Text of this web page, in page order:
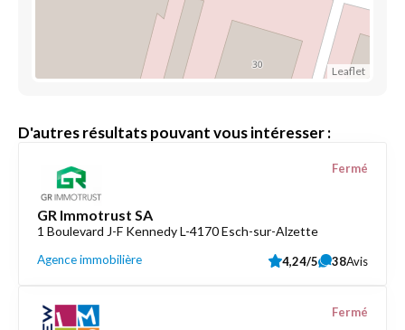
Leaflet
D'autres résultats pouvant vous intéresser :
GR Immotrust SA
1 Boulevard J-F Kennedy L-4170 Esch-sur-Alzette
Agence immobilière
Fermé
4,24/5 38Avis
Fermé